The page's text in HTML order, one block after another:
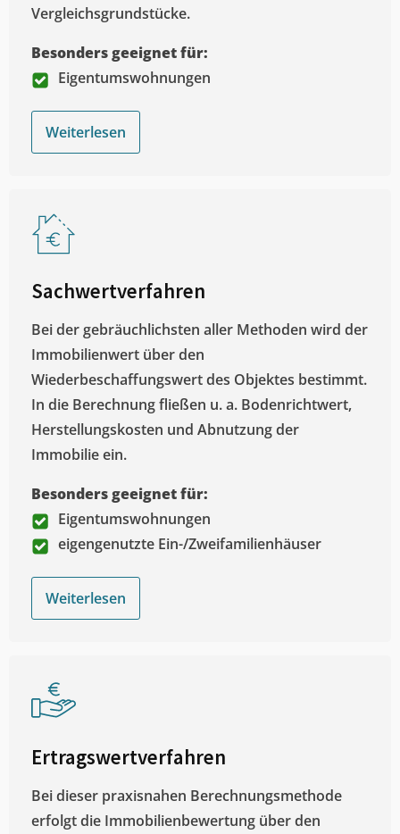
Vergleichsgrundstücke.
Besonders geeignet für:
Eigentumswohnungen
Weiterlesen
Sachwertverfahren
Bei der gebräuchlichsten aller Methoden wird der
Immobilienwert über den
Wiederbeschaffungswert des Objektes bestimmt.
In die Berechnung fließen u. a. Bodenrichtwert,
Herstellungskosten und Abnutzung der
Immobilie ein.
Besonders geeignet für:
Eigentumswohnungen
eigengenutzte Ein-/Zweifamilienhäuser
Weiterlesen
Ertragswertverfahren
Bei dieser praxisnahen Berechnungsmethode
erfolgt die Immobilienbewertung über den